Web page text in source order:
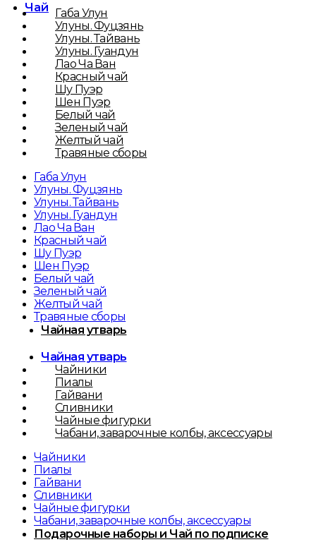
Чай Габа Улун
Улуны. Фуцзянь
Улуны. Тайвань
Улуны. Гуандун
Лао Ча Ван
Красный чай
Шу Пуэр
Шен Пуэр
Белый чай
Зеленый чай
Желтый чай
Травяные сборы
Габа Улун
Улуны. Фуцзянь
Улуны. Тайвань
Улуны. Гуандун
Лао Ча Ван
Красный чай
Шу Пуэр
Шен Пуэр
Белый чай
Зеленый чай
Желтый чай
Травяные сборы
Чайная утварь
Чайная утварь
Чайники
Пиалы
Гайвани
Сливники
Чайные фигурки
Чабани, заварочные колбы, аксессуары
Чайники
Пиалы
Гайвани
Сливники
Чайные фигурки
Чабани, заварочные колбы, аксессуары
Подарочные наборы и Чай по подписке